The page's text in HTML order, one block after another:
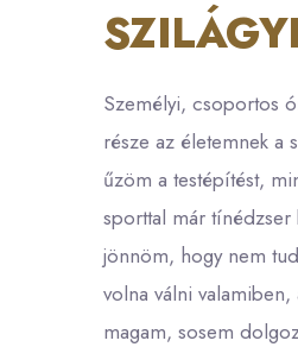
Személyi, csoportos
része az életemnek a
űzöm a testépítést,
sporttal már
jönnöm, hogy nem
volna válni
magam, sosem